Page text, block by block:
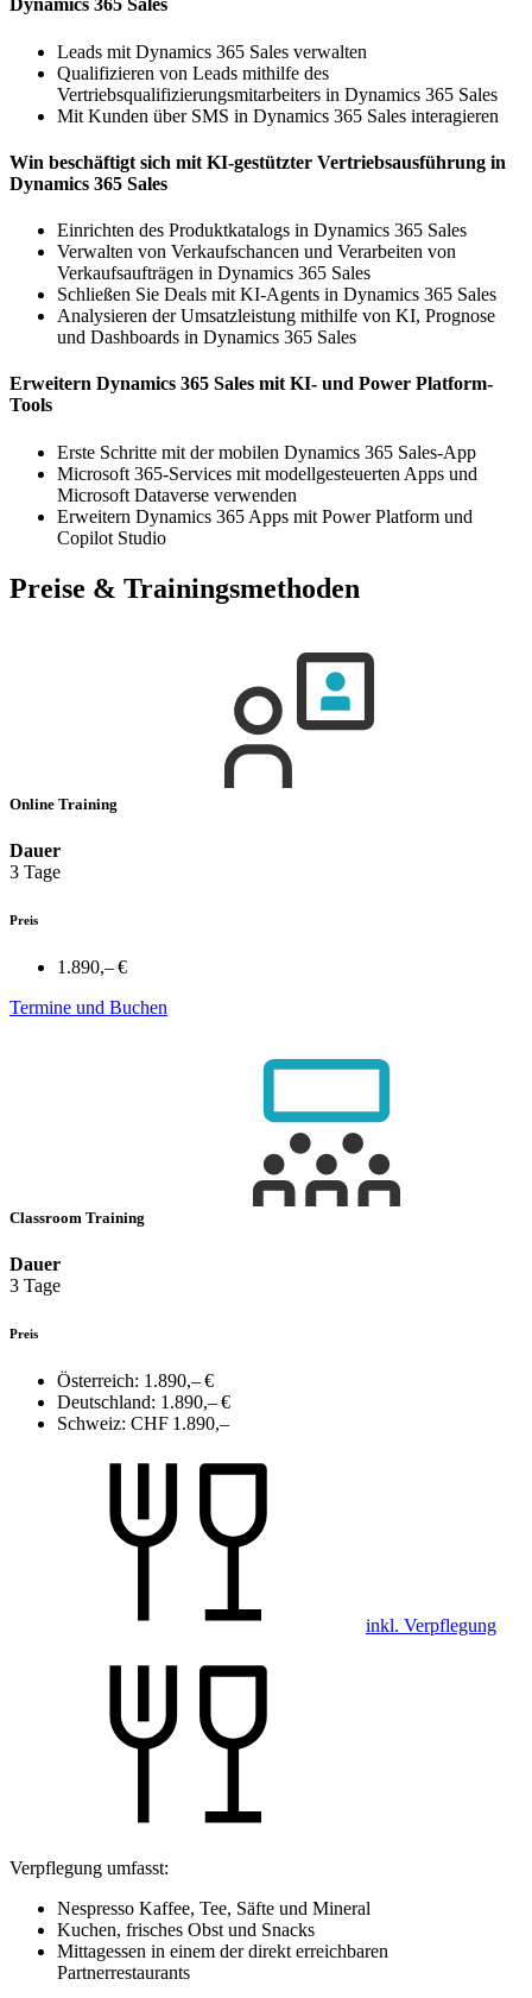
Dynamics 365 Sales
Leads mit Dynamics 365 Sales verwalten
Qualifizieren von Leads mithilfe des
Vertriebsqualifizierungsmitarbeiters in Dynamics 365 Sales
Mit Kunden über SMS in Dynamics 365 Sales interagieren
Win beschäftigt sich mit KI-gestützter Vertriebsausführung in
Dynamics 365 Sales
Einrichten des Produktkatalogs in Dynamics 365 Sales
Verwalten von Verkaufschancen und Verarbeiten von
Verkaufsaufträgen in Dynamics 365 Sales
Schließen Sie Deals mit KI-Agents in Dynamics 365 Sales
Analysieren der Umsatzleistung mithilfe von KI, Prognose
und Dashboards in Dynamics 365 Sales
Erweitern Dynamics 365 Sales mit KI- und Power Platform-
Tools
Erste Schritte mit der mobilen Dynamics 365 Sales-App
Microsoft 365-Services mit modellgesteuerten Apps und
Microsoft Dataverse verwenden
Erweitern Dynamics 365 Apps mit Power Platform und
Copilot Studio
Preise & Trainingsmethoden
Online Training
Dauer
3 Tage
Preis
1.890,– €
Termine und Buchen
Classroom Training
Dauer
3 Tage
Preis
Österreich: 1.890,– €
Deutschland: 1.890,– €
Schweiz: CHF 1.890,–
inkl. Verpflegung
Verpflegung umfasst:
Nespresso Kaffee, Tee, Säfte und Mineral
Kuchen, frisches Obst und Snacks
Mittagessen in einem der direkt erreichbaren
Partnerrestaurants